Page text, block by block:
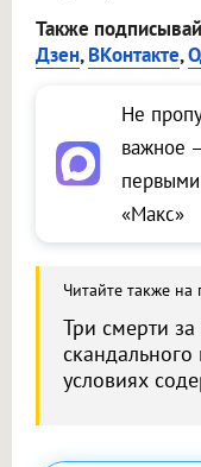
Также
Дзен,ВКонтакте,
Не
важное
«Макс»
Читайте также на
Три смерти за
скандального
условиях